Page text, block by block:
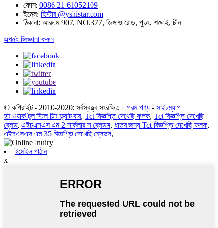
ফোন: 0086 21 61052109
ইমেল: হিস্টার @yshistar.com
ঠিকানা: আরএম 907, NO.377, জিঙ্গাও রোড, পুডং, শঙ্ঘাই, চীন
এখনই জিজ্ঞাসা করুন
© কপিরাইট - 2010-2020: সর্বস্বত্ত্ব সংরক্ষিত। গরম পণ্য - সাইটম্যাপ
হট ওয়ার্ক টুল স্টিল মিল্ট ফ্ল্যাট বার, Tct বিজ্ঞপ্তি দেখেছি ফলক, Tct বিজ্ঞপ্তি দেখেছি
ব্লেড, এইচএসএস এম 2 সার্কুলার স ব্লেডস, ধাতব জন্য Tct বিজ্ঞপ্তি দেখেছি ফলক,
এইচএসএস এম 35 বিজ্ঞপ্তি দেখেছি ব্লেডস,
ইমেইল পাঠান
x